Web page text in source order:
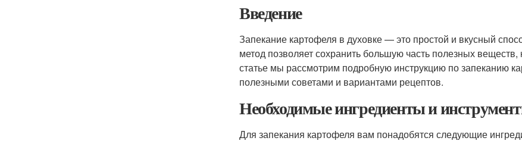
Введение
Запекание картофеля в духовке — это простой и вкусный
метод позволяет сохранить большую часть полезных
статье мы рассмотрим подробную инструкцию по запеканию
полезными советами и вариантами рецептов.
Необходимые ингредиенты и
Для запекания картофеля вам понадобятся следующие